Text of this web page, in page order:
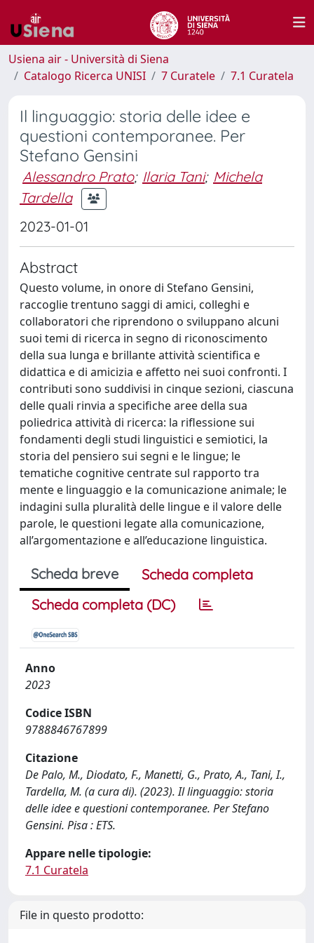
Usiena air - Università di Siena
Catalogo Ricerca UNISI
7 Curatele 7.1 Curatela
Il linguaggio: storia delle idee e
questioni contemporanee. Per
Stefano Gensini
Alessandro Prato; Ilaria Tani; Michela
Tardella
2023-01-01
Abstract
Questo volume, in onore di Stefano Gensini,
raccoglie trentuno saggi di amici, colleghi e
collaboratori che riprendono o sviluppano alcuni
suoi temi di ricerca in segno di riconoscimento
della sua lunga e brillante attività scientifica e
didattica e di amicizia e affetto nei suoi confronti. I
contributi sono suddivisi in cinque sezioni, ciascuna
delle quali rinvia a specifiche aree della sua
poliedrica attività di ricerca: la riflessione sui
fondamenti degli studi linguistici e semiotici, la
storia del pensiero sui segni e le lingue; le
tematiche cognitive centrate sul rapporto tra
mente e linguaggio e la comunicazione animale; le
indagini sulla pluralità delle lingue e il valore delle
parole, le questioni legate alla comunicazione,
all’argomentazione e all’educazione linguistica.
Scheda breve
Scheda completa
Scheda completa (DC)
Anno
2023
Codice ISBN
9788846767899
Citazione
De Palo, M., Diodato, F., Manetti, G., Prato, A., Tani, I.,
Tardella, M. (a cura di). (2023). Il linguaggio: storia
delle idee e questioni contemporanee. Per Stefano
Gensini. Pisa : ETS.
Appare nelle tipologie:
7.1 Curatela
File in questo prodotto: